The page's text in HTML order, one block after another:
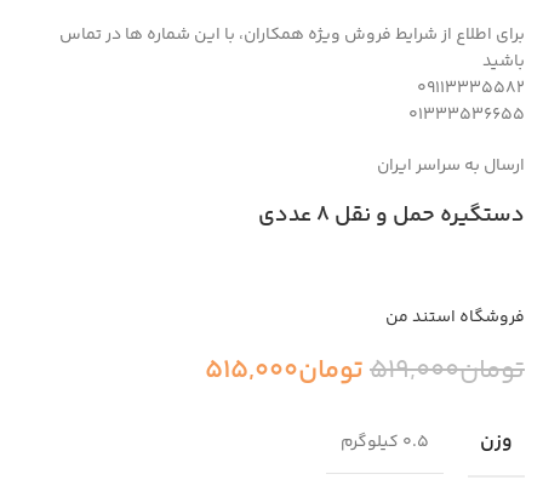
برای اطلاع از شرایط فروش ویژه همکاران، با این شماره ها در تماس
باشید
09113335582
01333536655
ارسال به سراسر ایران
دستگیره حمل و نقل ۸ عددی
فروشگاه استند من
تومان519,000تومان515,000
وزن 0.5 کیلوگرم